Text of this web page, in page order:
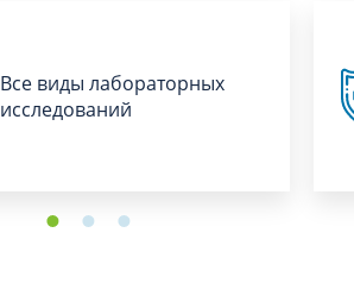
Все виды лабораторных
исследований